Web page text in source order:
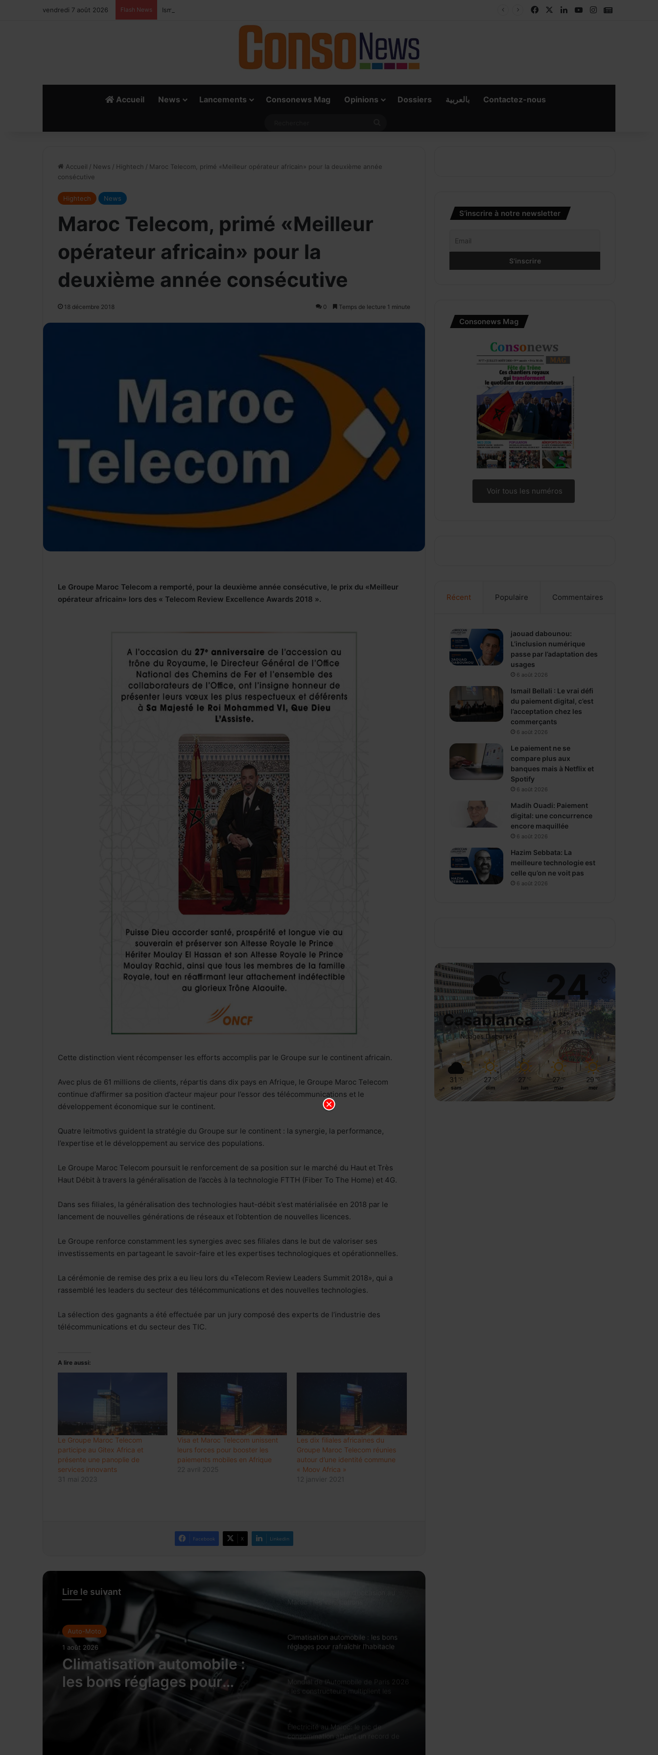
vendredi 7 août 2026 Flash News Ismail Bellali : Le vrai défi du paiement digital, c’est l’acceptation chez les commerçants FacebookLinkedinYouTubeInstagram
Accueil News Lancements Consonews Mag Opinions Dossiers بالعربية Contactez-nous
Accueil / News / Hightech / Maroc Telecom, primé «Meilleur opérateur africain» pour la deuxième année
consécutive
Hightech News
Maroc Telecom, primé «Meilleur
opérateur africain» pour la
deuxième année consécutive
18 décembre 2018 0 Temps de lecture 1 minute
Le Groupe Maroc Telecom a remporté, pour la deuxième année consécutive, le prix du «Meilleur
opérateur africain» lors des « Telecom Review Excellence Awards 2018 ».
Cette distinction vient récompenser les efforts accomplis par le Groupe sur le continent africain.
Avec plus de 61 millions de clients, répartis dans dix pays en Afrique, le Groupe Maroc Telecom
continue d’affirmer sa position d’acteur majeur pour l’essor des télécommunications et le
développement économique sur le continent.
Quatre leitmotivs guident la stratégie du Groupe sur le continent : la synergie, la performance,
l’expertise et le développement au service des populations.
Le Groupe Maroc Telecom poursuit le renforcement de sa position sur le marché du Haut et Très
Haut Débit à travers la généralisation de l’accès à la technologie FTTH (Fiber To The Home) et 4G.
Dans ses filiales, la généralisation des technologies haut-débit s’est matérialisée en 2018 par le
lancement de nouvelles générations de réseaux et l’obtention de nouvelles licences.
Le Groupe renforce constamment les synergies avec ses filiales dans le but de valoriser ses
investissements en partageant le savoir-faire et les expertises technologiques et opérationnelles.
La cérémonie de remise des prix a eu lieu lors du «Telecom Review Leaders Summit 2018», qui a
rassemblé les leaders du secteur des télécommunications et des nouvelles technologies.
La sélection des gagnants a été effectuée par un jury composé des experts de l’industrie des
télécommunications et du secteur des TIC.
A lire aussi:
Le Groupe Maroc Telecom
participe au Gitex Africa et
présente une panoplie de
services innovants
31 mai 2023
Visa et Maroc Telecom unissent
leurs forces pour booster les
paiements mobiles en Afrique
22 avril 2025
Les dix filiales africaines du
Groupe Maroc Telecom réunies
autour d’une identité commune
« Moov Africa »
12 janvier 2021
Facebook X Linkedin
Lire le suivant
Auto-Moto
1 août 2026
Climatisation automobile :
les bons réglages pour
rafraîchir l’habitacle sans
Luxe : les groupes mondiaux
attendent le rebond de la
consommation en Chine
Meknès résilie le contrat de City Bus
et prépare une gestion publique locale
du réseau
Crédits bancaires : les impayés
Maroc : les vérifications
Climatisation automobile : les bons
réglages pour rafraîchir l’habitacle
Mondial de l’Automobile de Paris 2026
: les constructeurs multiplient les
Électricité au Maroc: le pic de
consommation atteint un record de
S’inscrire à notre newsletter
Consonews Mag
Voir tous les numéros
Récent Populaire Commentaires
jaouad dabounou:
L’inclusion numérique
passe par l’adaptation des
usages
6 août 2026
Ismail Bellali : Le vrai défi
du paiement digital, c’est
l’acceptation chez les
commerçants
6 août 2026
Le paiement ne se
compare plus aux
banques mais à Netflix et
Spotify
6 août 2026
Madih Ouadi: Paiement
digital: une concurrence
encore maquillée
6 août 2026
Hazim Sebbata: La
meilleure technologie est
celle qu’on ne voit pas
6 août 2026
Casablanca
Nuages Dispersés
24 ℃
24º - 24º
83%
1.79 km/h
31 ℃
sam
27 ℃
dim
27 ℃
lun
27 ℃
mar
29 ℃
mer
×
Recevoir notre Newsletter